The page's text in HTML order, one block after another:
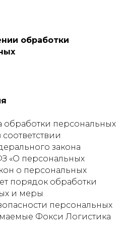
обработки
обработки персональных
закона
«О персональных
о персональных
порядок обработки
и меры
персональных
Фокси Логистика